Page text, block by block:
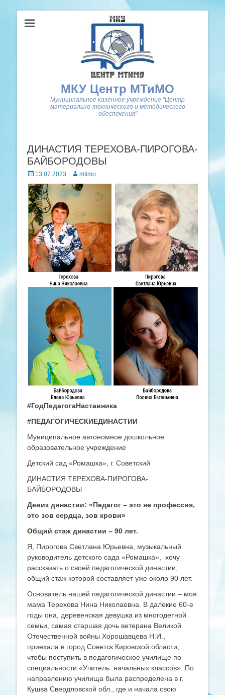
МКУ Центр МТиМО
Муниципальное казенное учреждение "Центр
материально-технического и методического
обеспечения"
ДИНАСТИЯ ТЕРЕХОВА-ПИРОГОВА-
БАЙБОРОДОВЫ
Posted
on
13.07.2023 Author
mtimo
#ГодПедагогаНаставника
#ПЕДАГОГИЧЕСКИЕДИНАСТИИ
Муниципальное автономное дошкольное
образовательное учреждение
Детский сад «Ромашка», г. Советский
ДИНАСТИЯ ТЕРЕХОВА-ПИРОГОВА-
БАЙБОРОДОВЫ
Девиз династии: «Педагог – это не профессия,
это зов сердца, зов крови»
Общий стаж династии – 90 лет.
Я, Пирогова Светлана Юрьевна, музыкальный
руководитель детского сада «Ромашка», хочу
рассказать о своей педагогической династии,
общий стаж которой составляет уже около 90 лет.
Основатель нашей педагогической династии – моя
мама Терехова Нина Николаевна. В далекие 60-е
годы она, деревенская девушка из многодетной
семьи, самая старшая дочь ветерана Великой
Отечественной войны Хорошавцева Н.И.,
приехала в город Советск Кировской области,
чтобы поступить в педагогическое училище по
специальности «Учитель начальных классов». По
направлению училища была распределена в г.
Кушва Свердловской обл., где и начала свою